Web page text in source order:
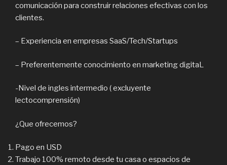
comunicación para construir relaciones efectivas con los
clientes.
– Experiencia en empresas SaaS/Tech/Startups
– Preferentemente conocimiento en marketing digitaL
-Nivel de ingles intermedio ( excluyente
lectocomprensión)
¿Que ofrecemos?
Pago en USD
Trabajo 100% remoto desde tu casa o espacios de